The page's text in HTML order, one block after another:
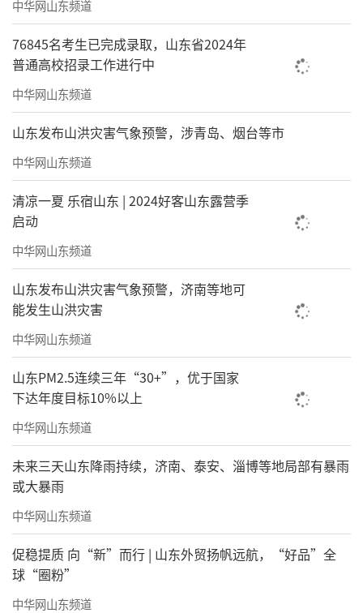
中华网山东频道
76845名考生已完成录取，山东省2024年
普通高校招录工作进行中
中华网山东频道
山东发布山洪灾害气象预警，涉青岛、烟台等市
中华网山东频道
清凉一夏 乐宿山东 | 2024好客山东露营季
启动
中华网山东频道
山东发布山洪灾害气象预警，济南等地可
能发生山洪灾害
中华网山东频道
山东PM2.5连续三年“30+”，优于国家
下达年度目标10%以上
中华网山东频道
未来三天山东降雨持续，济南、泰安、淄博等地局部有暴雨
或大暴雨
中华网山东频道
促稳提质 向“新”而行 | 山东外贸扬帆远航，“好品”全
球“圈粉”
中华网山东频道